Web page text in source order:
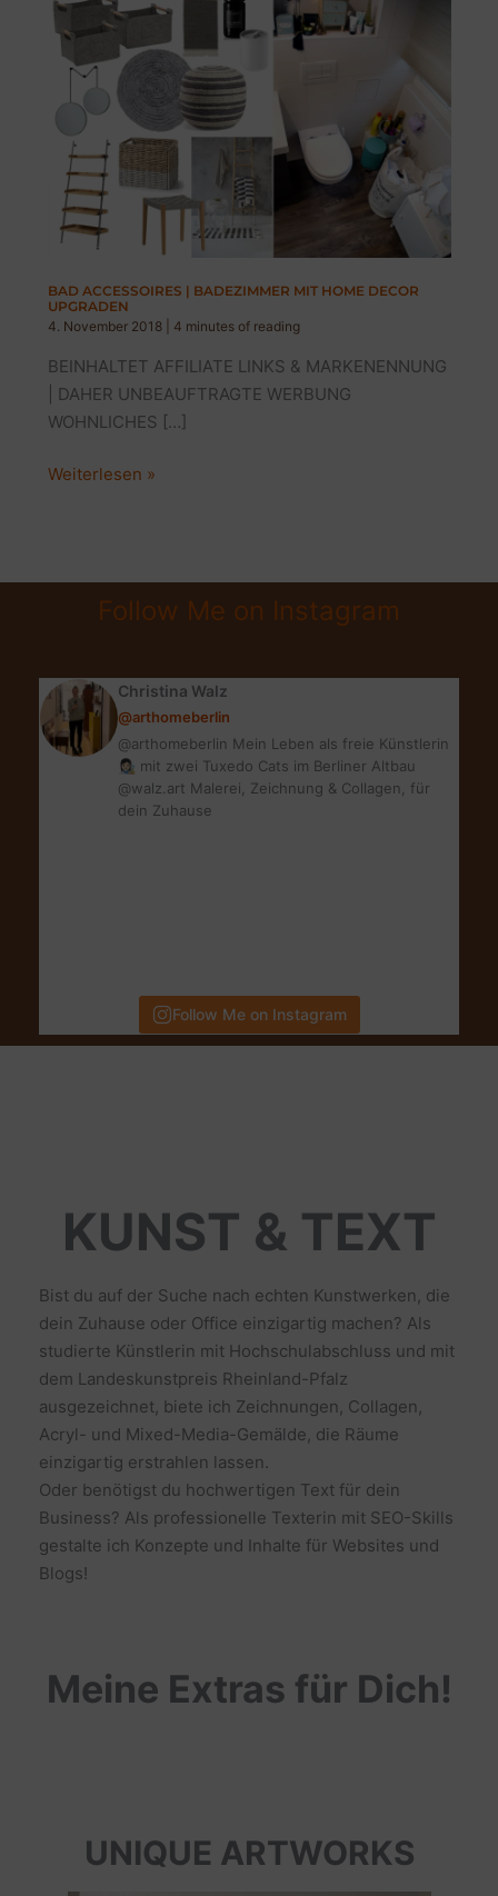
BAD ACCESSOIRES | BADEZIMMER MIT HOME DECOR
UPGRADEN
4. November 2018
4 minutes of reading
BEINHALTET AFFILIATE LINKS & MARKENENNUNG
| DAHER UNBEAUFTRAGTE WERBUNG
WOHNLICHES […]
BAD
MIT
Weiterlesen »
Follow Me on Instagram
Christina Walz
@arthomeberlin
@arthomeberlin Mein Leben als freie Künstlerin
👩🏻‍🎨 mit zwei Tuxedo Cats im Berliner Altbau
@walz.art Malerei, Zeichnung & Collagen, für
dein Zuhause
Follow Me on Instagram
KUNST & TEXT
Bist du auf der Suche nach echten Kunstwerken, die
dein Zuhause oder Office einzigartig machen? Als
studierte Künstlerin mit Hochschulabschluss und mit
dem Landeskunstpreis Rheinland-Pfalz
ausgezeichnet, biete ich Zeichnungen, Collagen,
Acryl- und Mixed-Media-Gemälde, die Räume
einzigartig erstrahlen lassen.
Oder benötigst du hochwertigen Text für dein
Business? Als professionelle Texterin mit SEO-Skills
gestalte ich Konzepte und Inhalte für Websites und
Blogs!
Meine Extras für Dich!
UNIQUE ARTWORKS